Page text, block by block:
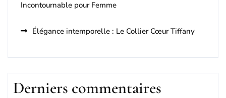
Incontournable pour Femme
Élégance intemporelle : Le Collier Cœur Tiffany
Derniers commentaires